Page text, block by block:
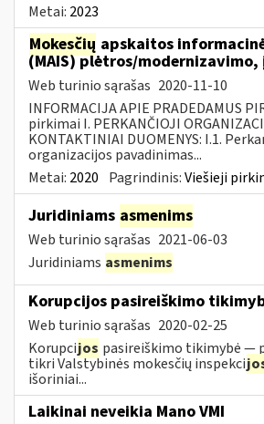
Metai: 2023
Mokesčių apskaitos
(MAIS) plėtros/
Web turinio sąrašas 2020-11-10
INFORMACIJA APIE PRADEDAMUS
pirkimai I. PERKANČIOJI
KONTAKTINIAI DUOMENYS: I.1.
organizacijos pavadinimas...
Metai: 2020 Pagrindinis:Viešieji
Juridiniams asmenims
Web turinio sąrašas 2021-06-03
Juridiniams asmenims
Korupcijos pasireiškimo
Web turinio sąrašas 2020-02-25
Korupcijos pasireiškimo tikimybė —
tikri Valstybinės mokesčių inspekci
išoriniai...
Laikinai neveikia Mano VMI